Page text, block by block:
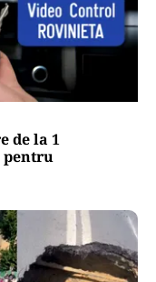
de la 1
pentru